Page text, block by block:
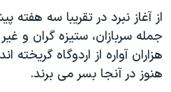
اقتصادی
علم و فناوری
اسرائیل در جنگ
حمله جمهوری اسلامی به اسرائیل
رمز مهسا
ورزش زنان در ایران
زبانهای مختلف
جمله سربازان، ستیزه گران و
هزاران آواره از اردوگاه گریخته
هنوز در آنجا بسر می برند.